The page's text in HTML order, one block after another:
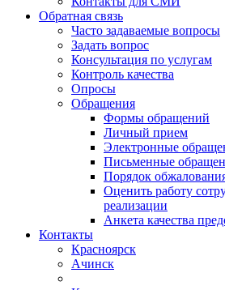
Обратная связь
Часто задаваемые вопросы
Задать вопрос
Консультация по услугам
Контроль качества
Опросы
Обращения
Формы обращений
Личный прием
Электронные
Письменные
Порядок
Оценить работу
реализации
Анкета качества
Контакты
Красноярск
Ачинск